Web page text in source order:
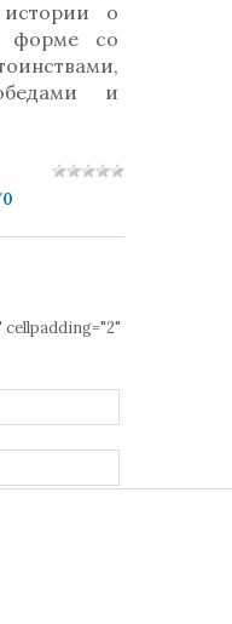
о
форме со
и
0
cellpadding="2"